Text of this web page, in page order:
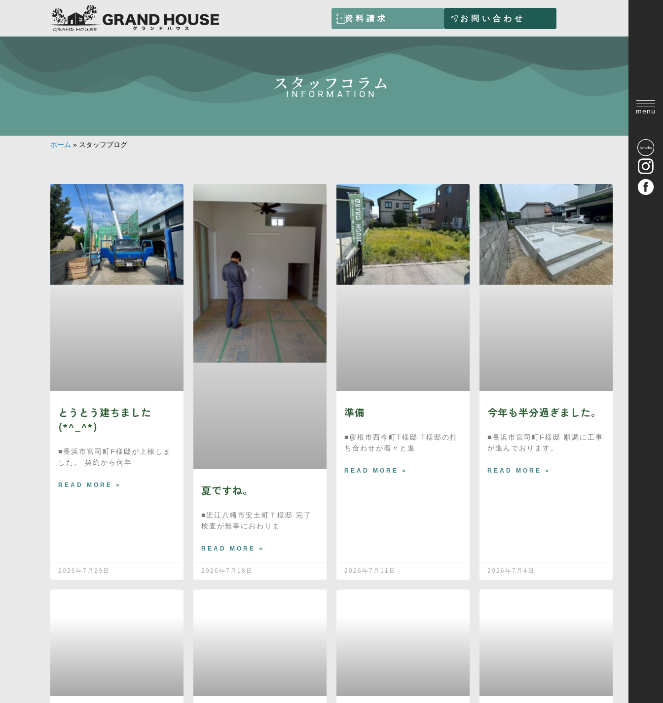
menu
資料請求 お問い合わせ
スタッフコラム
INFORMATION
ホーム » スタッフブログ
とうとう建ちました
(*^_^*)
■長浜市宮司町F様邸が上棟しま
した。 契約から何年
READ MORE »
2026年7月29日
夏ですね。
■近江八幡市安土町Ｔ様邸 完了
検査が無事におわりま
READ MORE »
2026年7月18日
準備
■彦根市西今町T様邸 T様邸の打
ち合わせが着々と進
READ MORE »
2026年7月11日
今年も半分過ぎました。
■長浜市宮司町F様邸 順調に工事
が進んでおります。
READ MORE »
2026年7月4日